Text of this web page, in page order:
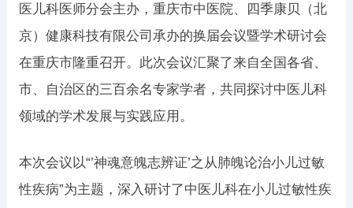
医儿科医师分会主办，重庆市中医院、四季康贝（北
京）健康科技有限公司承办的换届会议暨学术研讨会
在重庆市隆重召开。此次会议汇聚了来自全国各省、
市、自治区的三百余名专家学者，共同探讨中医儿科
领域的学术发展与实践应用。
本次会议以“’神魂意魄志辨证’之从肺魄论治小儿过敏
性疾病”为主题，深入研讨了中医儿科在小儿过敏性疾